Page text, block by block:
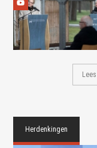
Herdenkingen